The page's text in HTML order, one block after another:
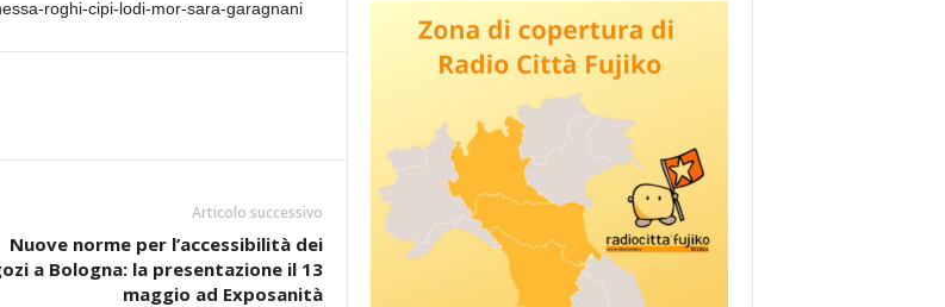
roghi-cipi-lodi-mor-sara-garagnani
Articolo successivo
Nuove norme per l’accessibilità dei
a Bologna: la presentazione il 13
maggio ad Exposanità